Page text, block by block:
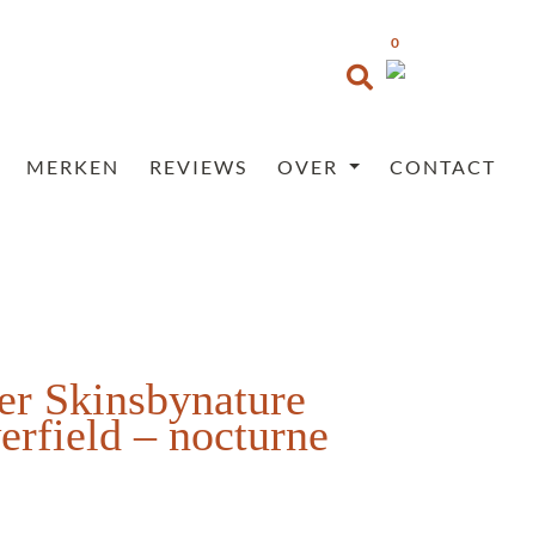
0
MERKEN REVIEWS OVER CONTACT
Skinsbynature
– nocturne